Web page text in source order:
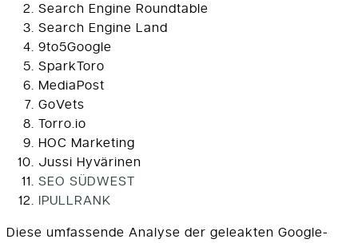
Search Engine Roundtable
Search Engine Land
9to5Google
SparkToro
MediaPost
GoVets
Torro.io
HOC Marketing
Jussi Hyvärinen
SEO SÜDWEST
IPULLRANK
Diese umfassende Analyse der geleakten Google-